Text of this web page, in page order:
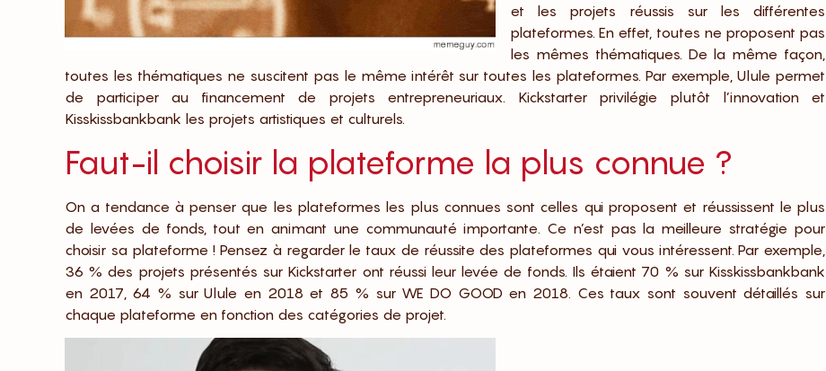
et les projets réussis sur les différentes
plateformes. En effet, toutes ne proposent pas
les mêmes thématiques. De la même façon,
toutes les thématiques ne suscitent pas le même intérêt sur toutes les plateformes. Par exemple, Ulule permet
de participer au financement de projets entrepreneuriaux. Kickstarter privilégie plutôt l’innovation et
Kisskissbankbank les projets artistiques et culturels.
Faut-il choisir la plateforme la plus connue ?
On a tendance à penser que les plateformes les plus connues sont celles qui proposent et réussissent le plus
de levées de fonds, tout en animant une communauté importante. Ce n’est pas la meilleure stratégie pour
choisir sa plateforme ! Pensez à regarder le taux de réussite des plateformes qui vous intéressent. Par exemple,
36 % des projets présentés sur Kickstarter ont réussi leur levée de fonds. Ils étaient 70 % sur Kisskissbankbank
en 2017, 64 % sur Ulule en 2018 et 85 % sur WE DO GOOD en 2018. Ces taux sont souvent détaillés sur
chaque plateforme en fonction des catégories de projet.